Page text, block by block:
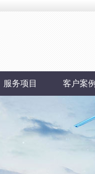
服务项目 客户案例